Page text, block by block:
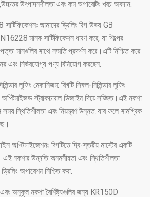
উৎপাদনশীলতা এবং কম অপারেটিং খরচ অবদান.
আমাদের ড্রিলিং রিগ উভয় GB
মানক সার্টিফিকেশন ধারণ করে, যা শিল্পের
মানগুলির সাথে সম্মতি প্রদর্শন করে।এটি নিশ্চিত করে
এবং নির্ভরযোগ্য পণ্য বিনিয়োগ করছেন.
লুফিং মেকানিজম: রিগটি সিঙ্গল-সিলিন্ডার লুফিং
স্ট্রাকচারাল ডিজাইন দিয়ে সজ্জিত।এই নকশা
সময় স্থিতিশীলতা এবং নিয়ন্ত্রণ উন্নত, যার ফলে সামগ্রিক
অপ্টিমাইজেশনঃ রিগটিতে দ্বি-স্তরীয় মাস্টের একটি
নকশার উন্নতি অনমনীয়তা এবং স্থিতিশীলতা
ড্রিলিং অপারেশন নিশ্চিত করা.
এবং অনুকূল নকশা বৈশিষ্ট্যগুলির জন্য KR150D